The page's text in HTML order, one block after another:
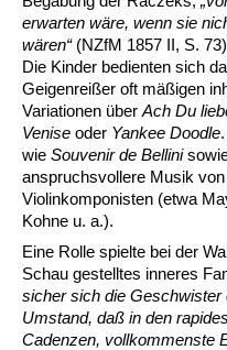
erwarten wäre, wenn sie
wären“(NZfM 1857 II, S.
Die Kinder bedienten sich
Geigenreißer oft mäßigen
Variationen über Ach Du
Venise oder Yankee Doodle
wie Souvenir de Bellini
anspruchsvollere Musik
Violinkomponisten (etwa
Kohne u. a.).
Eine Rolle spielte bei der
Schau gestelltes inneres
sicher sich die Geschwister
Umstand, daß in den
Cadenzen, vollkommenste